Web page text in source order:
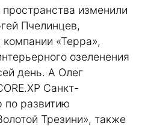
изменили
Пчелинцев,
«Терра»,
озеленения
день. А Олег
Санкт-
по развитию
Трезини», также